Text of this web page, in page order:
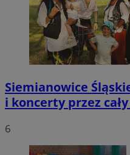
Siemianowice
i koncerty przez
6